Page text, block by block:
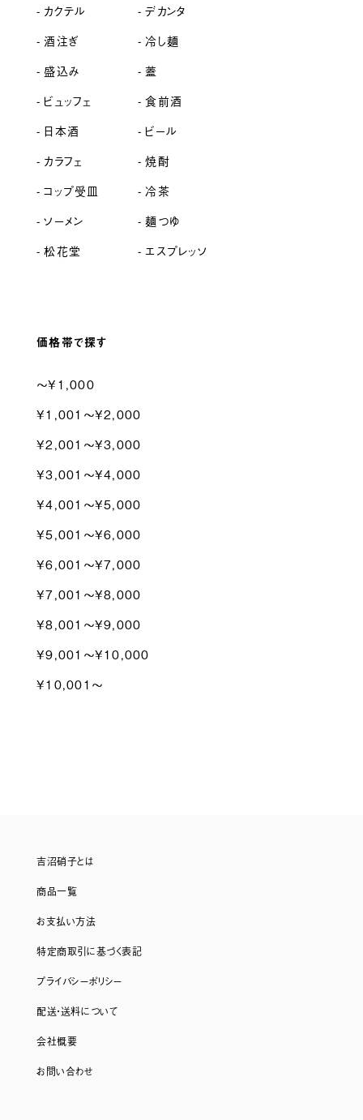
カクテル
デカンタ
酒注ぎ
冷し麺
盛込み
蓋
ビュッフェ
食前酒
日本酒
ビール
カラフェ
焼酎
コップ受皿
冷茶
ソーメン
麺つゆ
松花堂
エスプレッソ
価格帯で探す
〜¥1,000
¥1,001〜¥2,000
¥2,001〜¥3,000
¥3,001〜¥4,000
¥4,001〜¥5,000
¥5,001〜¥6,000
¥6,001〜¥7,000
¥7,001〜¥8,000
¥8,001〜¥9,000
¥9,001〜¥10,000
¥10,001〜
吉沼硝子とは
商品一覧
お支払い方法
特定商取引に基づく表記
プライバシーポリシー
配送・送料について
会社概要
お問い合わせ